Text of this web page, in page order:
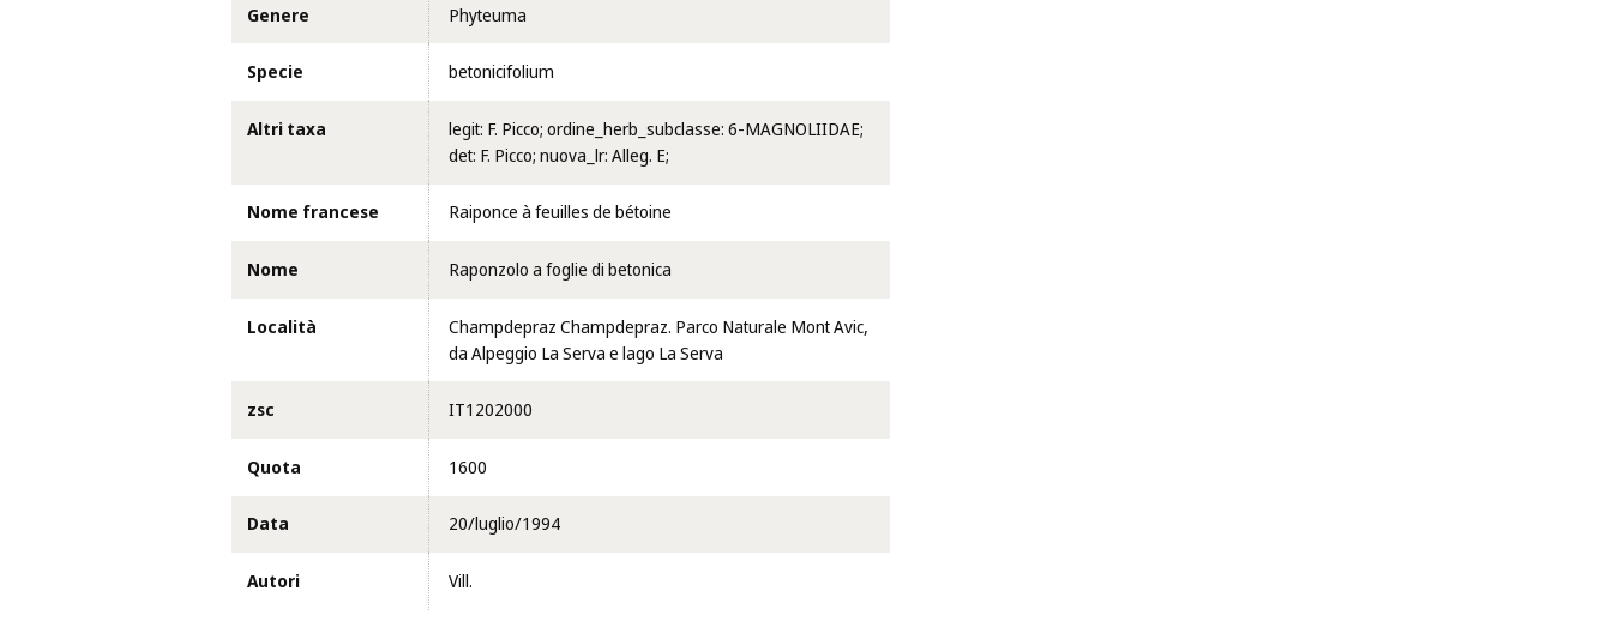
Genere Phyteuma
Specie betonicifolium
Altri taxa
legit: F. Picco; ordine_herb_subclasse: 6-MAGNOLIIDAE;
det: F. Picco; nuova_lr: Alleg. E;
Nome francese Raiponce à feuilles de bétoine
Nome Raponzolo a foglie di betonica
Località
Champdepraz Champdepraz. Parco Naturale Mont Avic,
da Alpeggio La Serva e lago La Serva
zsc IT1202000
Quota 1600
Data 20/luglio/1994
Autori Vill.